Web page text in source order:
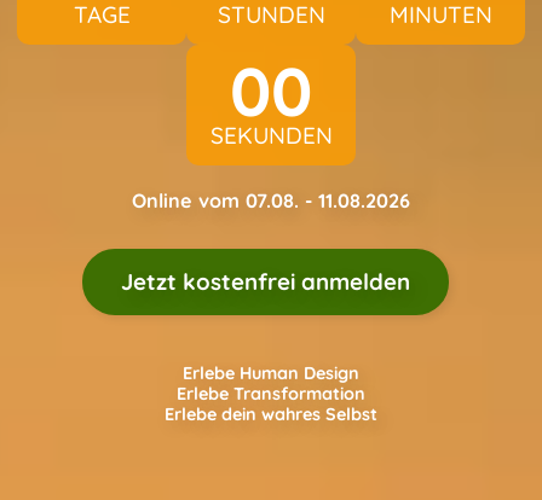
TAGE STUNDEN MINUTEN
59
SEKUNDEN
Online vom 07.08. - 11.08.2026
Jetzt kostenfrei anmelden
Erlebe Human Design
Erlebe Transformation
Erlebe dein wahres Selbst